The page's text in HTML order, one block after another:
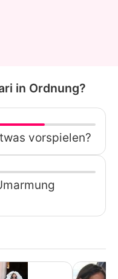
in Ordnung?
vorspielen?